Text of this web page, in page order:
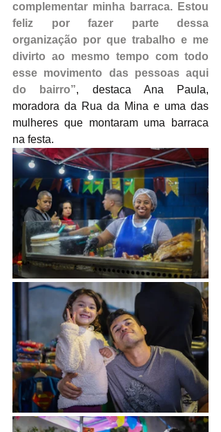
complementar minha barraca. Estou
feliz por fazer parte dessa
organização por que trabalho e me
divirto ao mesmo tempo com todo
esse movimento das pessoas aqui
do bairro”, destaca Ana Paula,
moradora da Rua da Mina e uma das
mulheres que montaram uma barraca
na festa.